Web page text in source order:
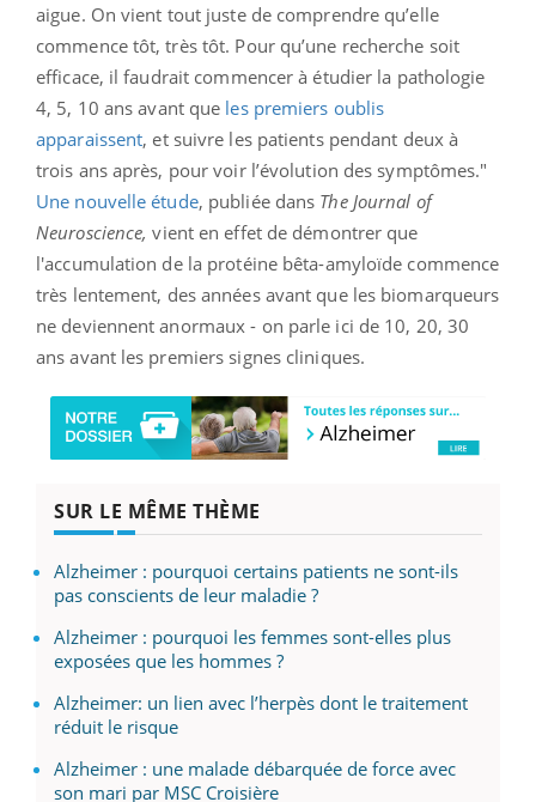
aigue. On vient tout juste de comprendre qu’elle
commence tôt, très tôt. Pour qu’une recherche soit
efficace, il faudrait commencer à étudier la pathologie
4, 5, 10 ans avant que les premiers oublis
apparaissent, et suivre les patients pendant deux à
trois ans après, pour voir l’évolution des symptômes."
Une nouvelle étude, publiée dans The Journal of
Neuroscience,vient en effet de démontrer que
l'accumulation de la protéine bêta-amyloïde commence
très lentement, des années avant que les biomarqueurs
ne deviennent anormaux - on parle ici de 10, 20, 30
ans avant les premiers signes cliniques.
SUR LE MÊME THÈME
Alzheimer : pourquoi certains patients ne sont-ils
pas conscients de leur maladie ?
Alzheimer : pourquoi les femmes sont-elles plus
exposées que les hommes ?
Alzheimer: un lien avec l’herpès dont le traitement
réduit le risque
Alzheimer : une malade débarquée de force avec
son mari par MSC Croisière